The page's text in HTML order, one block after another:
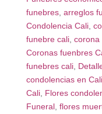
funebres, arreglos
Condolencia Cali,
funebre cali, corona
Coronas fuenbres
funebres cali,
condolencias en Cali
Cali, Flores
Funeral, flores